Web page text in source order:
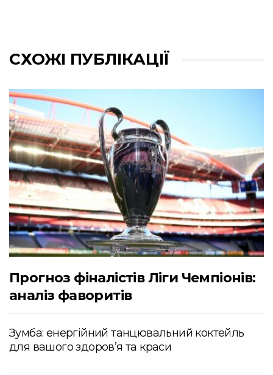
СХОЖІ ПУБЛІКАЦІЇ
Прогноз фіналістів Ліги Чемпіонів:
аналіз фаворитів
Зумба: енергійний танцювальний коктейль
для вашого здоров’я та краси